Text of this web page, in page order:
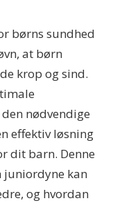
børns sundhed
at børn
krop og sind.
nødvendige
effektiv løsning
dit barn. Denne
juniordyne kan
og hvordan